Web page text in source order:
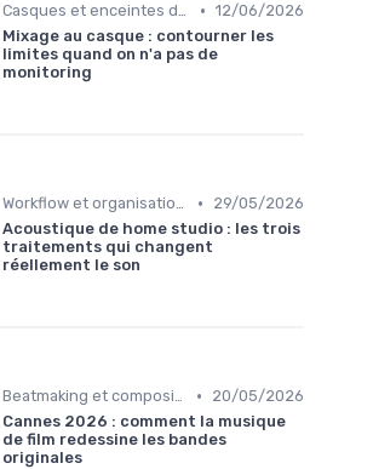
Casques et enceintes de monitoring • 12/06/2026
Mixage au casque : contourner les
limites quand on n'a pas de
monitoring
Workflow et organisation studio •
29/05/2026
Acoustique de home studio : les trois
traitements qui changent
réellement le son
Beatmaking et composition •
20/05/2026
Cannes 2026 : comment la musique
de film redessine les bandes
originales